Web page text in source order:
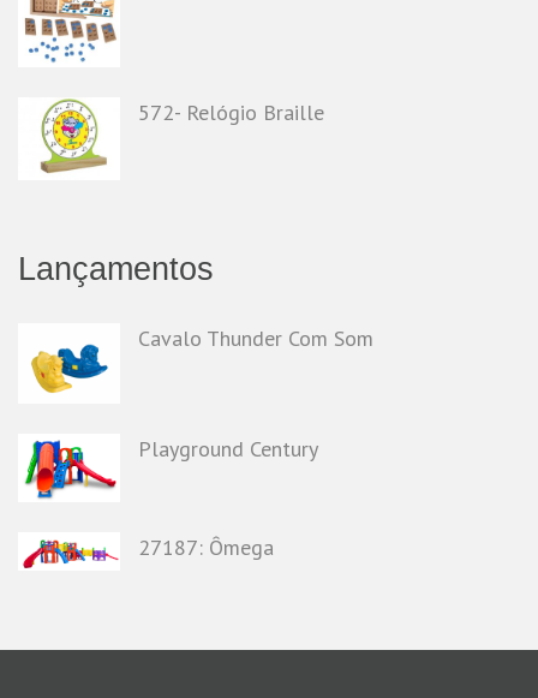
572- Relógio Braille
Lançamentos
Cavalo Thunder Com Som
Playground Century
27187: Ômega